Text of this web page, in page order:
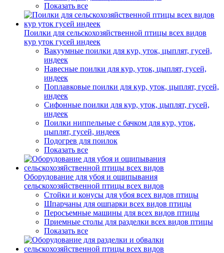
Показать все
Поилки для сельскохозяйственной птицы всех видов
кур уток гусей индеек
Вакуумные поилки для кур, уток, цыплят, гусей,
индеек
Навесные поилки для кур, уток, цыплят, гусей,
индеек
Поплавковые поилки для кур, уток, цыплят, гусей,
индеек
Сифонные поилки для кур, уток, цыплят, гусей,
индеек
Поилки ниппельные с бачком для кур, уток,
цыплят, гусей, индеек
Подогрев для поилок
Показать все
Оборудование для убоя и ощипывания
сельскохозяйственной птицы всех видов
Стойки и конусы для убоя всех видов птицы
Шпарчаны для ошпарки всех видов птицы
Перосъемные машины для всех видов птицы
Приемные столы для разделки всех видов птицы
Показать все